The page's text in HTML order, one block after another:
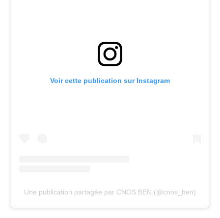
Voir cette publication sur Instagram
Une publication partagée par CNOS BEN (@cnos_ben)